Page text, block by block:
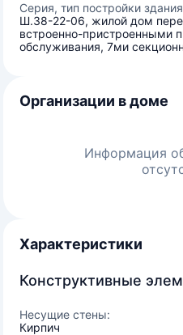
Серия, тип постройки
Ш.38-22-06, жилой дом
встроенно-пристроенными
обслуживания, 7ми
Организации в доме
Информация
Характеристики
Конструктивные
Несущие стены:
Кирпич